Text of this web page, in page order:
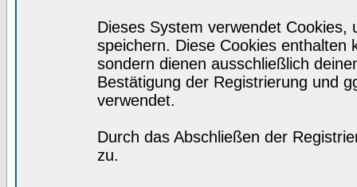
Dieses System verwendet
speichern. Diese Cookies enthalten
sondern dienen ausschließlich
Bestätigung der Registrierung und
verwendet.
Durch das Abschließen der
zu.